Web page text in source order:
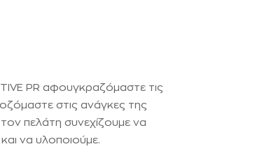
PR αφουγκραζόμαστε τις
στις ανάγκες της
πελάτη συνεχίζουμε να
να υλοποιούμε.